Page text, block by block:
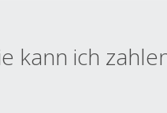
kann ich